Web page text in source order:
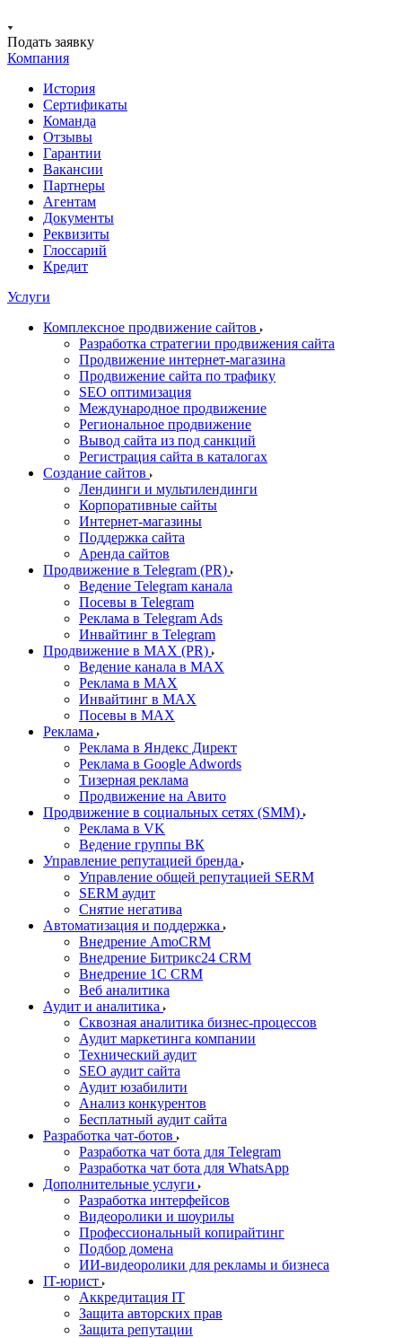
Подать заявку
Компания
История
Сертификаты
Команда
Отзывы
Гарантии
Вакансии
Партнеры
Агентам
Документы
Реквизиты
Глоссарий
Кредит
Услуги
Комплексное продвижение сайтов
Разработка стратегии продвижения сайта
Продвижение интернет-магазина
Продвижение сайта по трафику
SEO оптимизация
Международное продвижение
Региональное продвижение
Вывод сайта из под санкций
Регистрация сайта в каталогах
Создание сайтов
Лендинги и мультилендинги
Корпоративные сайты
Интернет-магазины
Поддержка сайта
Аренда сайтов
Продвижение в Telegram (PR)
Ведение Telegram канала
Посевы в Telegram
Реклама в Telegram Ads
Инвайтинг в Telegram
Продвижение в MAX (PR)
Ведение канала в MAX
Реклама в MAX
Инвайтинг в MAX
Посевы в MAX
Реклама
Реклама в Яндекс Директ
Реклама в Google Adwords
Тизерная реклама
Продвижение на Авито
Продвижение в социальных сетях (SMM)
Реклама в VK
Ведение группы ВК
Управление репутацией бренда
Управление общей репутацией SERM
SERM аудит
Снятие негатива
Автоматизация и поддержка
Внедрение AmoCRM
Внедрение Битрикс24 CRM
Внедрение 1C CRM
Веб аналитика
Аудит и аналитика
Сквозная аналитика бизнес-процессов
Аудит маркетинга компании
Технический аудит
SEO аудит сайта
Аудит юзабилити
Анализ конкурентов
Бесплатный аудит сайта
Разработка чат-ботов
Разработка чат бота для Telegram
Разработка чат бота для WhatsApp
Дополнительные услуги
Разработка интерфейсов
Видеоролики и шоурилы
Профессиональный копирайтинг
Подбор домена
ИИ-видеоролики для рекламы и бизнеса
IT-юрист
Аккредитация IT
Защита авторских прав
Защита репутации